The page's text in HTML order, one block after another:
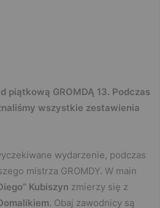
piątkową GROMDĄ 13. Podczas
wszystkie zestawienia
wydarzenie, podczas
mistrza GROMDY. W main
Kubiszyn zmierzy się z
. Obaj zawodnicy są